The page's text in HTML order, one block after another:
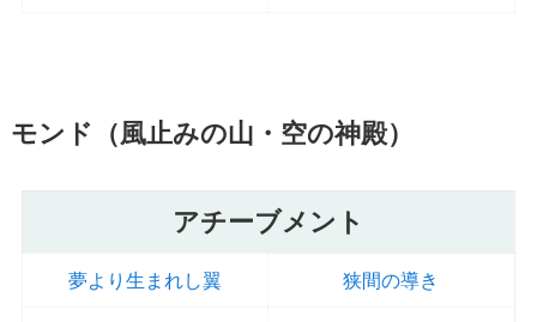
モンド（風止みの山・空の神殿）
アチーブメント
夢より生まれし翼 狭間の導き